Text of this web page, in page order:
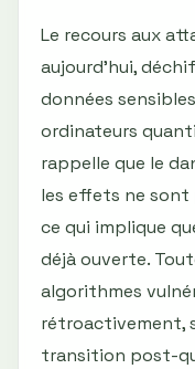
Le recours aux
aujourd’hui,
données
ordinateurs
rappelle que le
les effets ne sont
ce qui implique
déjà ouverte.
algorithmes
rétroactivement,
transition post-